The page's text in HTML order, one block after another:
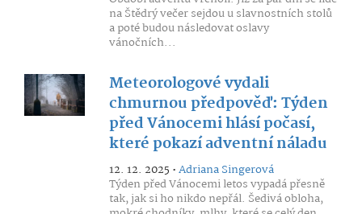
na Štědrý večer sejdou u slavnostních stolů
a poté budou následovat oslavy
vánočních...
Meteorologové vydali
chmurnou předpověď: Týden
před Vánocemi hlásí počasí,
které pokazí adventní náladu
12. 12. 2025 •Adriana Singerová
Týden před Vánocemi letos vypadá přesně
tak, jak si ho nikdo nepřál. Šedivá obloha,